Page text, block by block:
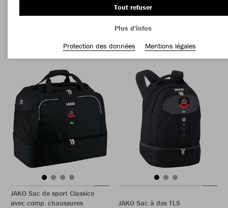
Taille
JAKO Sac de sport Classico
avec comp. chaussures
JAKO Sac à dos TLS
Tout refuser
Plus d'infos
Protection des données
Mentions légales